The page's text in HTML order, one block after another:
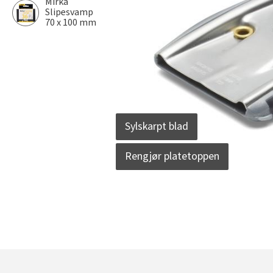
Slipesvamp
70 x 100 mm
Sylskarpt blad
Rengjør platetoppen